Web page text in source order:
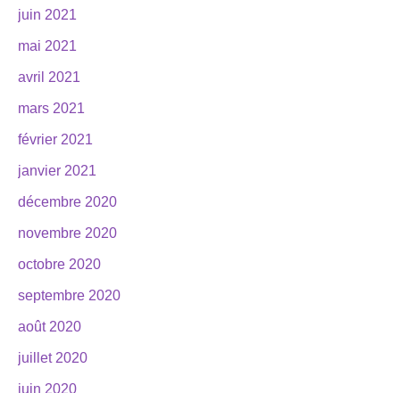
juin 2021
mai 2021
avril 2021
mars 2021
février 2021
janvier 2021
décembre 2020
novembre 2020
octobre 2020
septembre 2020
août 2020
juillet 2020
juin 2020